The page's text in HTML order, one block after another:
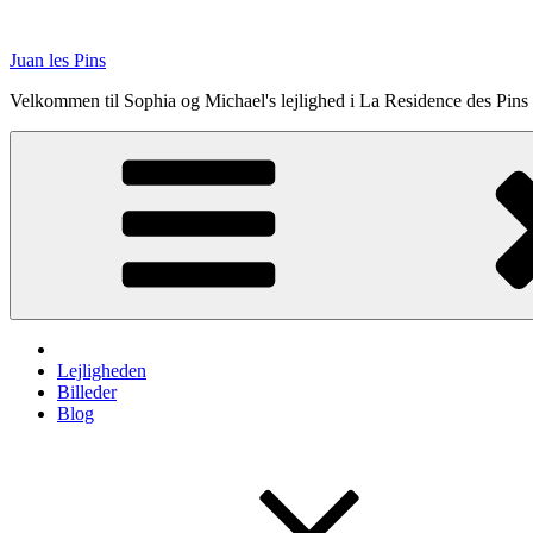
indhold
Juan les Pins
Velkommen til Sophia og Michael's lejlighed i La Residence des Pins
Lejligheden
Billeder
Blog